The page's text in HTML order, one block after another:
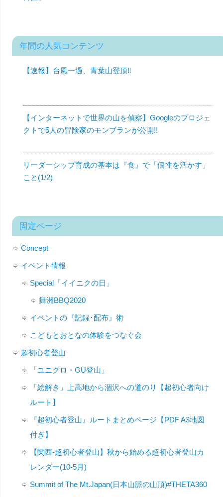
年間の人気コンテンツ
【速報】台風一過、青葉山登頂‼︎
【インターネットで世界の山を偵察】Googleのプロジェ
クトで5人の冒険家のモンブランが公開!!
リーダーシップ育成の基本は『食』で「個性を活かす」
こと(1/2)
固定ページ
Concept
イベント情報
Special「イイニクの日」
舞洲BBQ2020
イベントの『記録･配布』術
こどもとおとなの体験をつなぐ会
超初心者登山
「ユニクロ・GU登山」
「絵解き」上高地から涸沢への道のり【超初心者向け
ルート】
『超初心者登山』ルートまとめページ【PDF A3地図
付き】
【関西-超初心者登山】秋から始める超初心者登山カ
レンダー(10-5月)
Summit of The Mt.Japan(日本山脈の山頂)#THETA360